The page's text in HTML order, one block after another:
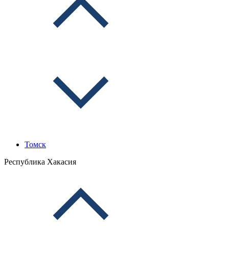
Томск
Республика Хакасия